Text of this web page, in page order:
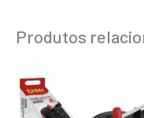
Produtos